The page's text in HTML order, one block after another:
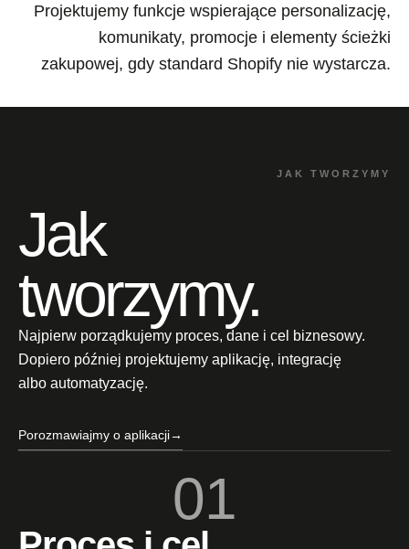
Projektujemy funkcje wspierające personalizację,
komunikaty, promocje i elementy ścieżki
zakupowej, gdy standard Shopify nie wystarcza.
01
JAK TWORZYMY
Jak
tworzymy.
Najpierw porządkujemy proces, dane i cel biznesowy.
Dopiero później projektujemy aplikację, integrację
albo automatyzację.
Porozmawiajmy o aplikacji→